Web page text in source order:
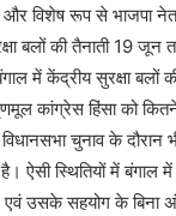
और विशेष रूप से भाजपा
बलों की तैनाती 19
में केंद्रीय सुरक्षा बलों
कांग्रेस हिंसा को
चुनाव के दौरान
है। ऐसी स्थितियों में
उसके सहयोग के बिना